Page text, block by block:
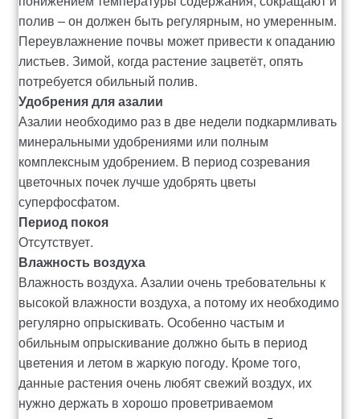
полив – он должен быть регулярным, но умеренным.
Переувлажнение почвы может привести к опаданию
листьев. Зимой, когда растение зацветёт, опять
потребуется обильный полив.
Удобрения для азалии
Азалии необходимо раз в две недели подкармливать
минеральными удобрениями или полным
комплексным удобрением. В период созревания
цветочных почек лучше удобрять цветы
суперфосфатом.
Период покоя
Отсутствует.
Влажность воздуха
Влажность воздуха. Азалии очень требовательны к
высокой влажности воздуха, а потому их необходимо
регулярно опрыскивать. Особенно частым и
обильным опрыскивание должно быть в период
цветения и летом в жаркую погоду. Кроме того,
данные растения очень любят свежий воздух, их
нужно держать в хорошо проветриваемом